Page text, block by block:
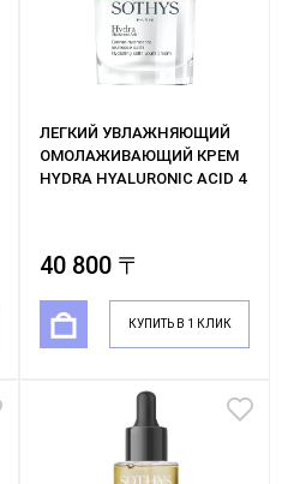
ЛЕГКИЙ УВЛАЖНЯЮЩИЙ
ОМОЛАЖИВАЮЩИЙ КРЕМ
HYDRA HYALURONIC ACID 4
40 800 〒
КУПИТЬ В 1 КЛИК